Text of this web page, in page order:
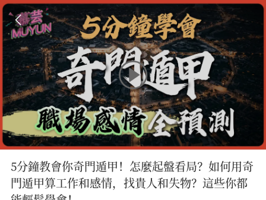
5分鐘教會你奇門遁甲！怎麼起盤看局？如何用奇
門遁甲算工作和感情，找貴人和失物？這些你都